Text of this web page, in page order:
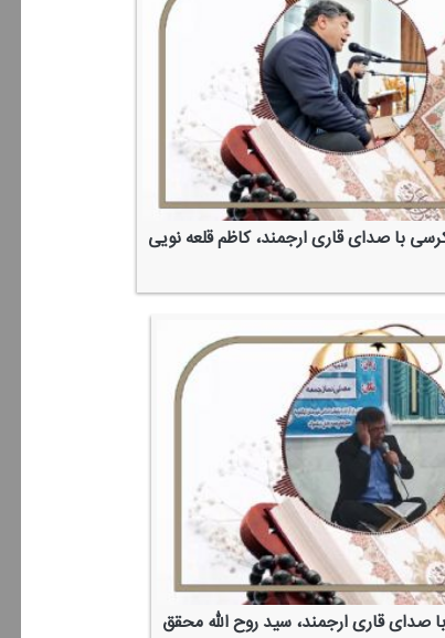
با صدای قاری ارجمند، كاظم قلعه نویی
صدای قاری ارجمند، سید روح الله محقق